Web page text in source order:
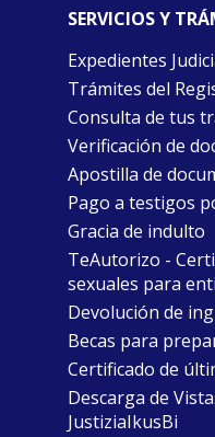
SERVICIOS Y
Expedientes
Trámites del
Consulta de tus
Verificación de
Apostilla de
Pago a testigos
Gracia de indulto
TeAutorizo -
sexuales para
Devolución de
Becas para
Certificado de
Descarga de
JustiziaIkusBi